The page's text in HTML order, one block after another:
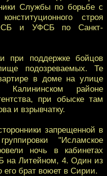
Службы по борьбе с
строя
ФСБ и УФСБ по Санкт-
при поддержке бойцов
подозреваемых. Те
в доме на улице
районе
при обыске там
и взрывчатку.
запрещенной в
"Исламское
ночь в кабинетах
на Литейном, 4. Один из
его брат воюет в Сирии.